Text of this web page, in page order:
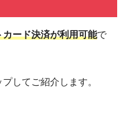
ード決済が利用可能で
してご紹介します。